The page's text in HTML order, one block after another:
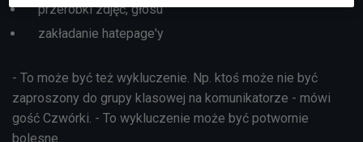
przeróbki zdjęć, głosu
zakładanie hatepage'y
- To może być też wykluczenie. Np. ktoś może nie być
zaproszony do grupy klasowej na komunikatorze - mówi
gość Czwórki. - To wykluczenie może być potwornie
bolesne.